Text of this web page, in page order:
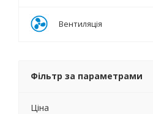
Вентиляція
Фільтр за параметрами
Ціна